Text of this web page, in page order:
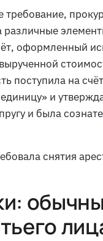
требование,
различные
оформленный
поступила на
и
и была
снятия